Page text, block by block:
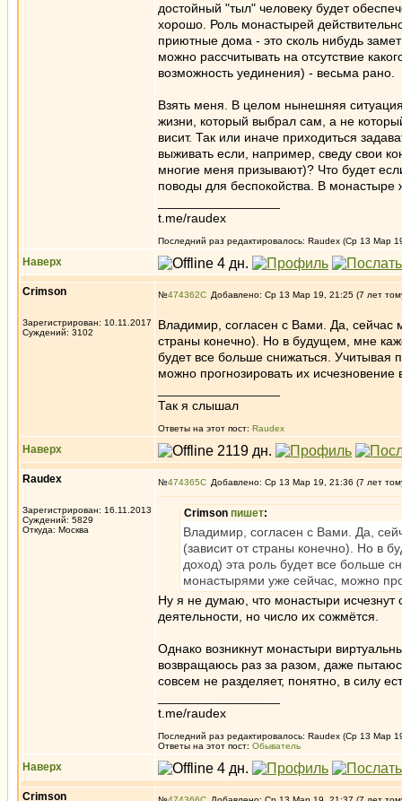
достойный "тыл" человеку будет
хорошо. Роль монастырей
приютные дома - это сколь нибудь
можно рассчитывать на отсутствие
возможность уединения) - весьма рано.
Взять меня. В целом нынешняя
жизни, который выбрал сам, а не
висит. Так или иначе приходиться
выживать если, например, сведу свои
многие меня призывают)? Что будет
поводы для беспокойства. В монастыре
t.me/raudex
Последний раз редактировалось: Raudex (Ср 13 Мар
Наверх
Crimson
Зарегистрирован: 10.11.2017
Суждений: 3102
№474362 Добавлено: Ср 13 Мар 19, 21:25 (7 лет
Владимир, согласен с Вами. Да, сейчас
страны конечно). Но в будущем, мне
будет все больше снижаться.
можно прогнозировать их
Так я слышал
Ответы на этот пост: Raudex
Наверх
Raudex
Зарегистрирован: 16.11.2013
Суждений: 5829
Откуда: Москва
№474365 Добавлено: Ср 13 Мар 19, 21:36 (7 лет
Crimson пишет:
Владимир, согласен с Вами. Да,
(зависит от страны конечно). Но в
доход) эта роль будет все больше
монастырями уже сейчас, можно
Ну я не думаю, что монастыри
деятельности, но число их сожмётся.
Однако возникнут монастыри
возвращаюсь раз за разом, даже
совсем не разделяет, понятно, в силу
t.me/raudex
Последний раз редактировалось: Raudex (Ср 13 Мар
Ответы на этот пост: Обыватель
Наверх
Crimson